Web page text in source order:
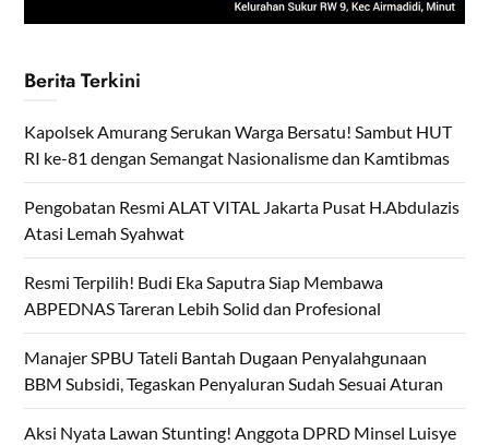
Berita Terkini
Kapolsek Amurang Serukan Warga Bersatu! Sambut HUT
RI ke-81 dengan Semangat Nasionalisme dan Kamtibmas
Pengobatan Resmi ALAT VITAL Jakarta Pusat H.Abdulazis
Atasi Lemah Syahwat
Resmi Terpilih! Budi Eka Saputra Siap Membawa
ABPEDNAS Tareran Lebih Solid dan Profesional
Manajer SPBU Tateli Bantah Dugaan Penyalahgunaan
BBM Subsidi, Tegaskan Penyaluran Sudah Sesuai Aturan
Aksi Nyata Lawan Stunting! Anggota DPRD Minsel Luisye